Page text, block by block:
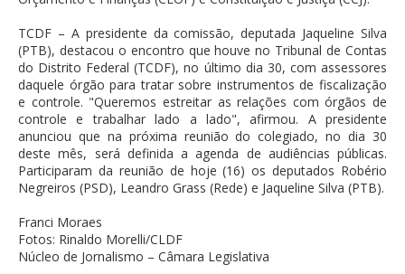
TCDF – A presidente da comissão, deputada Jaqueline Silva
(PTB), destacou o encontro que houve no Tribunal de Contas
do Distrito Federal (TCDF), no último dia 30, com assessores
daquele órgão para tratar sobre instrumentos de fiscalização
e controle. "Queremos estreitar as relações com órgãos de
controle e trabalhar lado a lado", afirmou. A presidente
anunciou que na próxima reunião do colegiado, no dia 30
deste mês, será definida a agenda de audiências públicas.
Participaram da reunião de hoje (16) os deputados Robério
Negreiros (PSD), Leandro Grass (Rede) e Jaqueline Silva (PTB).
Franci Moraes
Fotos: Rinaldo Morelli/CLDF
Núcleo de Jornalismo – Câmara Legislativa